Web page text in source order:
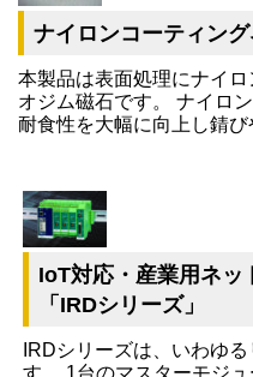
ナイロンコーティング
本製品は表面処理にナイ
オジム磁石です。 ナイロ
耐食性を大幅に向上し錆び
IoT対応・産業用ネッ
「IRDシリーズ」
IRDシリーズは、いわゆ
す。 1台のマスターモジ